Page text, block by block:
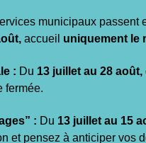
municipaux passent
accueil uniquement le
: Du 13 juillet au 28 août,
fermée.
: Du 13 juillet au 15
et pensez à anticiper vos